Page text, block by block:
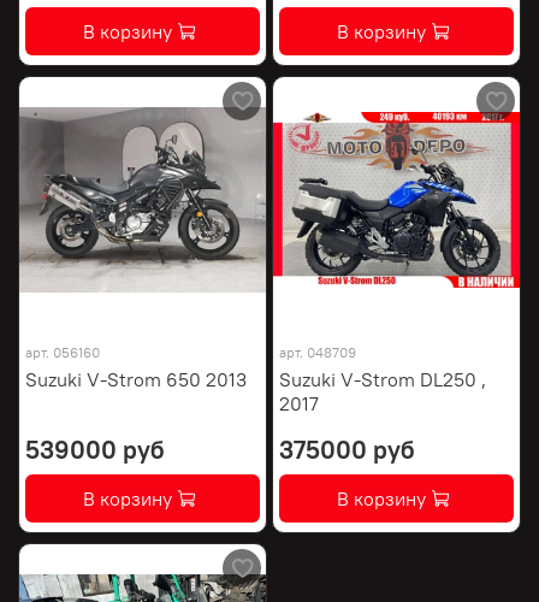
В корзину В корзину
арт. 056160
Suzuki V-Strom 650 2013
539000 руб
В корзину
арт. 048709
Suzuki V-Strom DL250 ,
2017
375000 руб
В корзину